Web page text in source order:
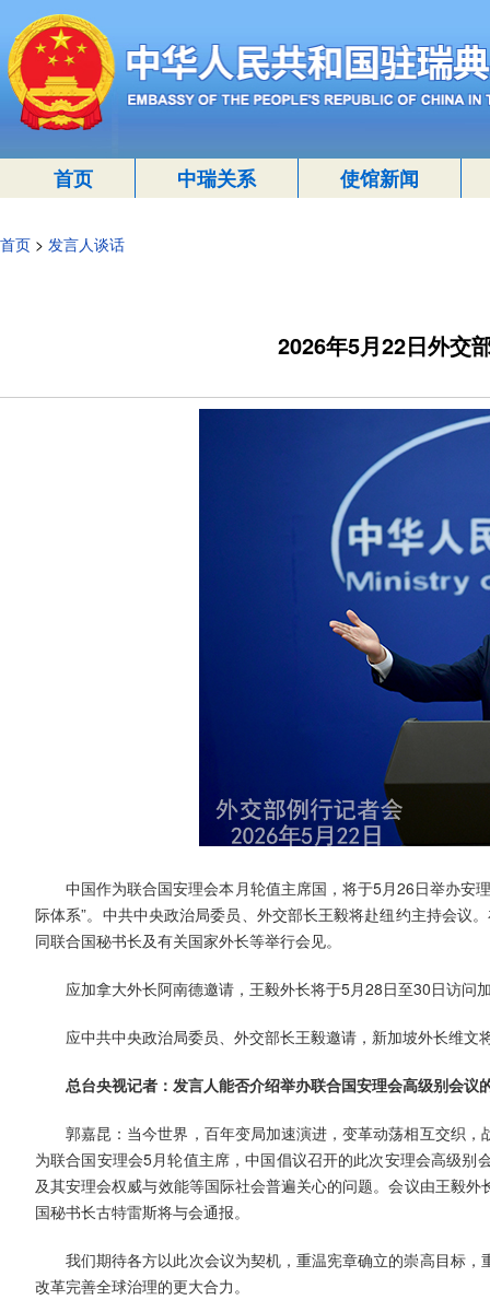
首页 中瑞关系 使馆新闻
首页 > 发言人谈话
2026年5月22日外交
中国作为联合国安理会本月轮值主席国，将于5月26日举办安
际体系”。中共中央政治局委员、外交部长王毅将赴纽约主持会议
同联合国秘书长及有关国家外长等举行会见。
应加拿大外长阿南德邀请，王毅外长将于5月28日至30日访问
应中共中央政治局委员、外交部长王毅邀请，新加坡外长维
总台央视记者：发言人能否介绍举办联合国安理会高级别会议
郭嘉昆：当今世界，百年变局加速演进，变革动荡相互交织
为联合国安理会5月轮值主席，中国倡议召开的此次安理会高级
及其安理会权威与效能等国际社会普遍关心的问题。会议由王毅
国秘书长古特雷斯将与会通报。
我们期待各方以此次会议为契机，重温宪章确立的崇高目标
改革完善全球治理的更大合力。